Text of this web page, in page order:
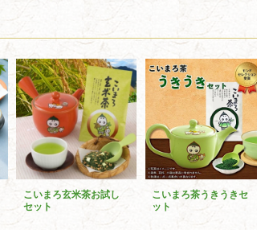
こいまろ玄米茶お試し
セット
こいまろ茶うきうきセ
ット